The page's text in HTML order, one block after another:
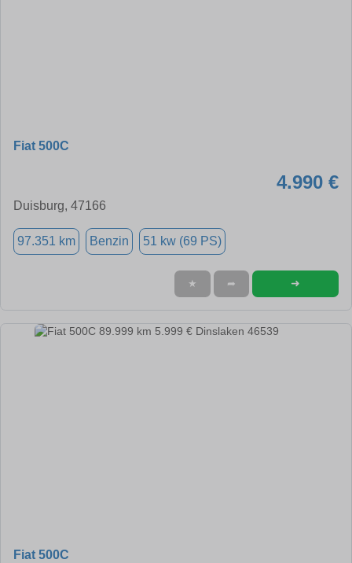
Fiat 500C
4.990 €
Duisburg, 47166
97.351 km Benzin 51 kw (69 PS)
★ ➦ ➜
Fiat 500C